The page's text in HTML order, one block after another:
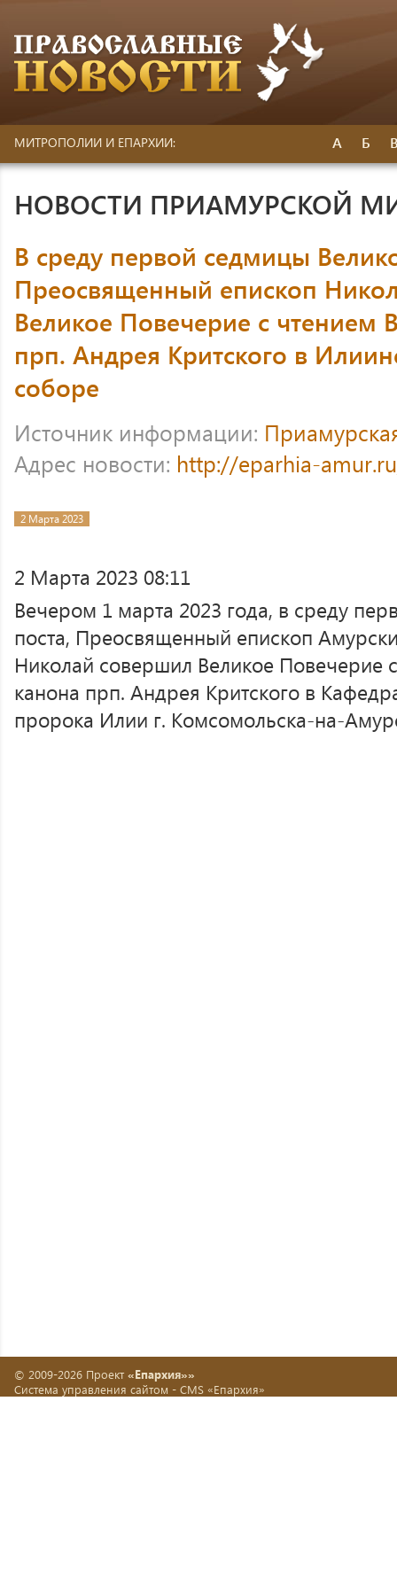
МИТРОПОЛИИ И ЕПАРХИИ: А Б
НОВОСТИ ПРИАМУРСКОЙ
В среду первой седмицы
Преосвященный епископ
Великое Повечерие с чтением
прп. Андрея Критского в
соборе
Источник информации:
Адрес новости: http://eparhia-
2 Марта 2023
2 Марта 2023 08:11
Вечером 1 марта 2023 года, в среду
поста, Преосвященный епископ
Николай совершил Великое Повечерие
канона прп. Андрея Критского в
пророка Илии г. Комсомольска-на-
© 2009-2026 Проект «Епархия»»
Система управления сайтом - CMS «Епархия»